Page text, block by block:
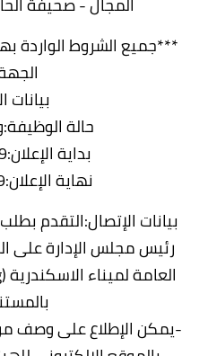
***جميع الشروط الواردة
بيانات
حالة
بداية الإعلان:2024/06/09
نهاية الإعلان:2024/07/09
بيانات الإتصال:التقدم
رئيس مجلس الإدارة على
-يمكن الإطلاع على وصف